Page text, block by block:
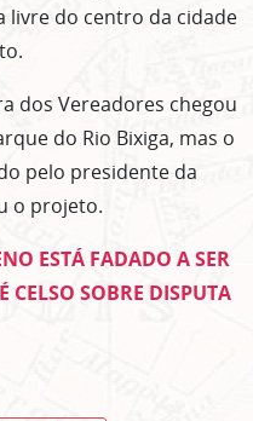
livre do centro da cidade
dos Vereadores chegou
do Rio Bixiga, mas o
pelo presidente da
o projeto.
ESTÁ FADADO A SER
CELSO SOBRE DISPUTA